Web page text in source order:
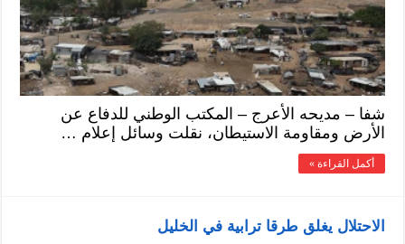
شفا – مديحه الأعرج – المكتب الوطني للدفاع عن
الأرض ومقاومة الاستيطان، نقلت وسائل إعلام …
أكمل القراءة »
الاحتلال يغلق طرقا ترابية في الخليل